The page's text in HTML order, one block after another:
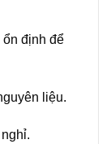
định để
liệu.